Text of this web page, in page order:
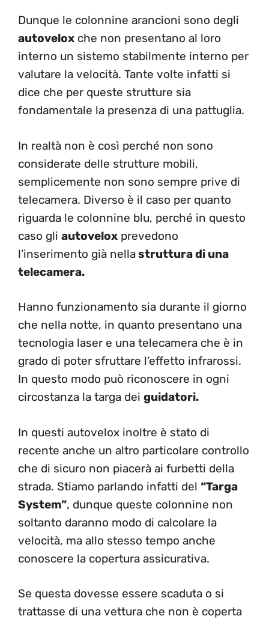
Dunque le colonnine arancioni sono degli
autovelox che non presentano al loro
interno un sistemo stabilmente interno per
valutare la velocità. Tante volte infatti si
dice che per queste strutture sia
fondamentale la presenza di una pattuglia.
In realtà non è così perché non sono
considerate delle strutture mobili,
semplicemente non sono sempre prive di
telecamera. Diverso è il caso per quanto
riguarda le colonnine blu, perché in questo
caso gli autovelox prevedono
l’inserimento già nellastruttura di una
telecamera.
Hanno funzionamento sia durante il giorno
che nella notte, in quanto presentano una
tecnologia laser e una telecamera che è in
grado di poter sfruttare l’effetto infrarossi.
In questo modo può riconoscere in ogni
circostanza la targa dei guidatori.
In questi autovelox inoltre è stato di
recente anche un altro particolare controllo
che di sicuro non piacerà ai furbetti della
strada. Stiamo parlando infatti del “Targa
System”, dunque queste colonnine non
soltanto daranno modo di calcolare la
velocità, ma allo stesso tempo anche
conoscere la copertura assicurativa.
Se questa dovesse essere scaduta o si
trattasse di una vettura che non è coperta